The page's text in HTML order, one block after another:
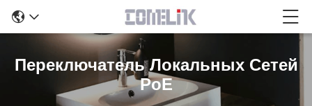
Переключатель Локальных Сетей
PoE